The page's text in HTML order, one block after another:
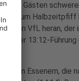
den Gästen
Bis zum Halbzeitpfiff
den VfL heran, der
der 13:12-Führung
den Essenern, die